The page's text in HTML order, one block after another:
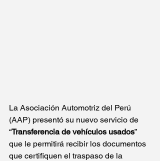
La Asociación Automotriz del Perú
(AAP) presentó su nuevo servicio de
“Transferencia de vehículos usados”
que le permitirá recibir los documentos
que certifiquen el traspaso de la